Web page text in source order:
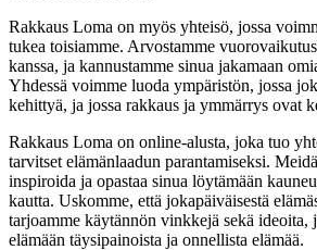
Rakkaus Loma on myös yhteisö, jossa
tukea toisiamme. Arvostamme
kanssa, ja kannustamme sinua jakamaan
Yhdessä voimme luoda ympäristön, jossa
kehittyä, ja jossa rakkaus ja ymmärrys ovat
Rakkaus Loma on online-alusta, joka tuo
tarvitset elämänlaadun parantamiseksi.
inspiroida ja opastaa sinua löytämään
kautta. Uskomme, että jokapäiväisestä
tarjoamme käytännön vinkkejä sekä ideoita,
elämään täysipainoista ja onnellista elämää.